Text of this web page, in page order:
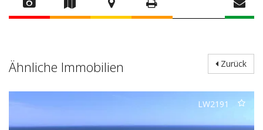
Zurück
Ähnliche Immobilien
LW2191